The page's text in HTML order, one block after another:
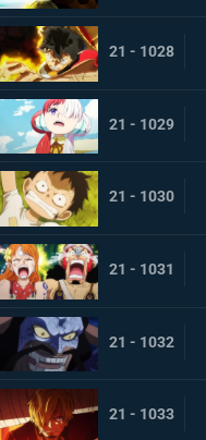
21 - 1028
21 - 1029
21 - 1030
21 - 1031
21 - 1032
21 - 1033